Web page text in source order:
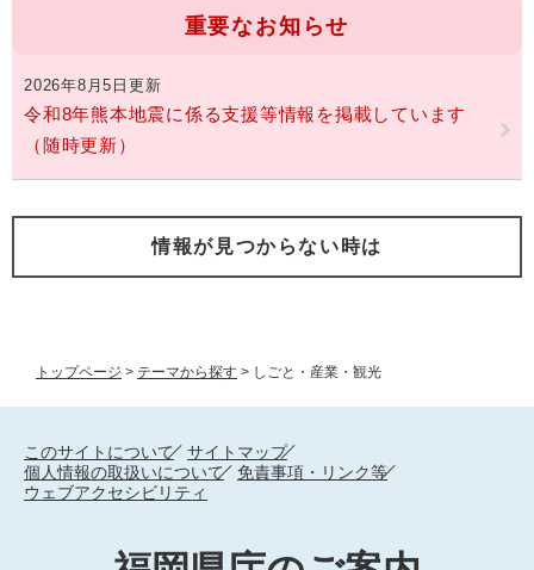
トップページ > テーマから探す > しごと・産業・観光
重要なお知らせ
2026年8月5日更新
令和8年熊本地震に係る支援等情報を掲載しています
（随時更新）
情報が見つからない時は
このサイトについて
サイトマップ
個人情報の取扱いについて
免責事項・リンク等
ウェブアクセシビリティ